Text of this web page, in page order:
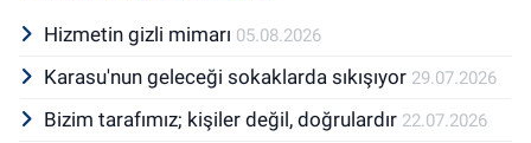
Hizmetin gizli mimarı 05.08.2026
Karasu'nun geleceği sokaklarda sıkışıyor 29.07.2026
Bizim tarafımız; kişiler değil, doğrulardır 22.07.2026